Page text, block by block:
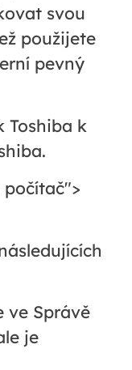
svou
použijete
pevný
Toshiba k
ve Správě
je